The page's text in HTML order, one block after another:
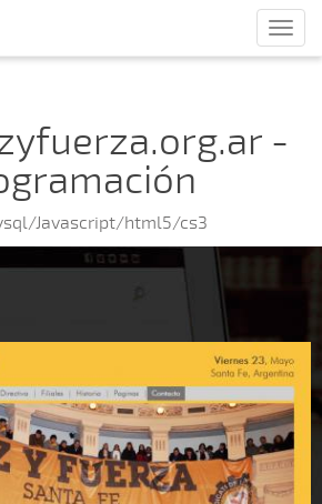
-
Javascript/html5/cs3